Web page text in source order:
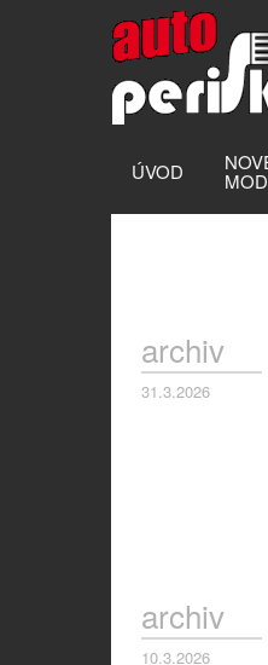
ÚVOD
archiv
31.3.2026
archiv
10.3.2026